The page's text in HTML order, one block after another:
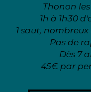
Thonon
1h à 1h30
1 saut,
Pas de
Dès 7
45€ par